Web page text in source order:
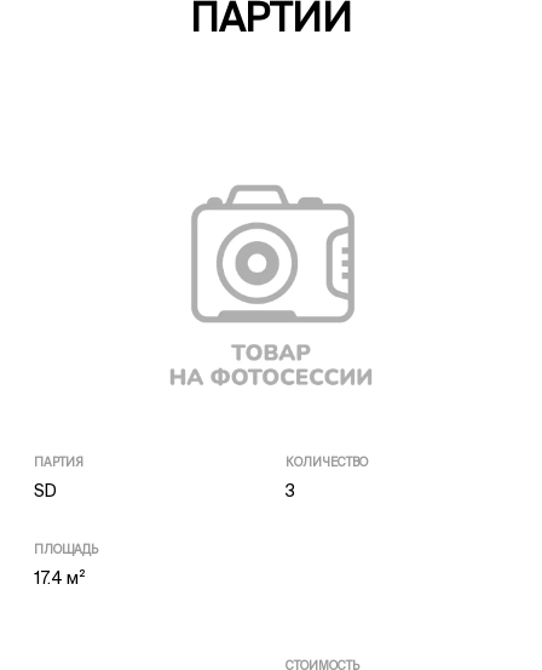
ПАРТИИ
ПАРТИЯ
SD
КОЛИЧЕСТВО
3
ПЛОЩАДЬ
17.4 м²
СТОИМОСТЬ